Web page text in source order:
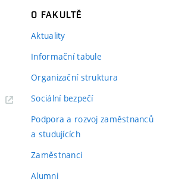
O FAKULTĚ
Aktuality
Informační tabule
Organizační struktura
Sociální bezpečí
Podpora a rozvoj zaměstnanců
a studujících
Zaměstnanci
Alumni